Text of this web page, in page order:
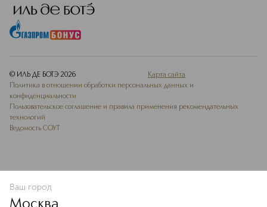
В КОРЗИНУ
© ИЛЬ ДЕ БОТЭ 2026
Карта сайта
Политика в отношении обработки персональных данных и
конфиденциальности
Пользовательское соглашение и правила применения рекомендательных
технологий
Ведомость СОУТ
Ваш город